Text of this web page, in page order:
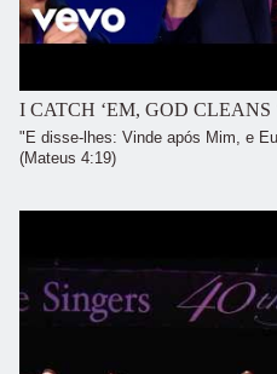
I CATCH ‘EM, GOD CLEANS
"E disse-lhes: Vinde após Mim, e
(Mateus 4:19)